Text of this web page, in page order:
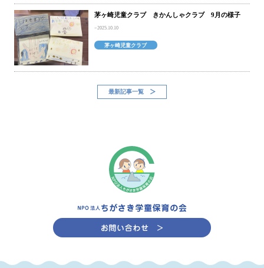
茅ヶ崎児童クラブ きかんしゃクラブ 9月の様子
2025.10.10
茅ヶ崎児童クラブ
最新記事一覧